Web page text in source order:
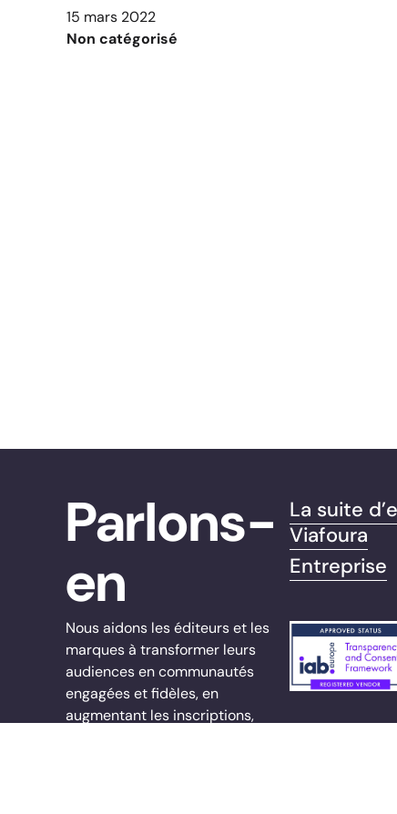
15 mars 2022
Non catégorisé
Parlons-
en
Nous aidons les éditeurs et les
marques à transformer leurs
audiences en communautés
engagées et fidèles, en
augmentant les inscriptions,
La suite
Viafoura
Entreprise